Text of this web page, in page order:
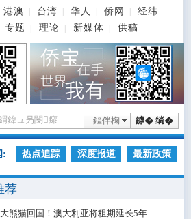
港澳 台湾 华人 侨网
经纬
专题 理论 新媒体 供稿
鎼� 绱�
鏂伴椈
: 热点追踪 深度报道 最新政策
荐
熊猫回国！澳大利亚将租期延长5年